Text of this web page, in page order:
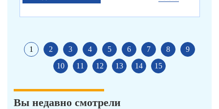
1 2 3 4 5 6 7 8
9
10
11 12 13 14 15
Вы недавно смотрели